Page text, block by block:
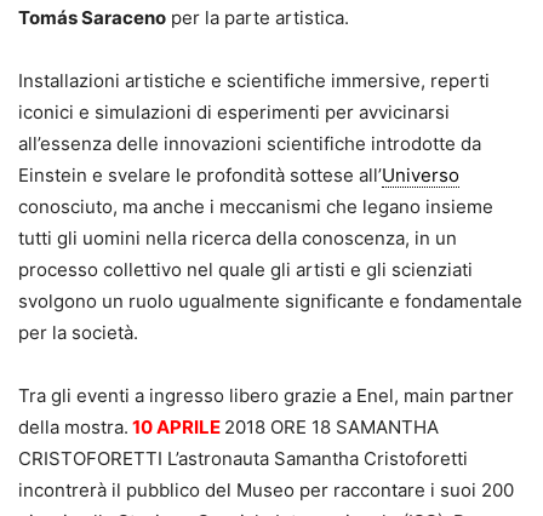
Tomás Saraceno per la parte artistica.
Installazioni artistiche e scientifiche immersive, reperti
iconici e simulazioni di esperimenti per avvicinarsi
all’essenza delle innovazioni scientifiche introdotte da
Einstein e svelare le profondità sottese all’Universo
conosciuto, ma anche i meccanismi che legano insieme
tutti gli uomini nella ricerca della conoscenza, in un
processo collettivo nel quale gli artisti e gli scienziati
svolgono un ruolo ugualmente significante e fondamentale
per la società.
Tra gli eventi a ingresso libero grazie a Enel, main partner
della mostra. 10 APRILE 2018 ORE 18 SAMANTHA
CRISTOFORETTI L’astronauta Samantha Cristoforetti
incontrerà il pubblico del Museo per raccontare i suoi 200